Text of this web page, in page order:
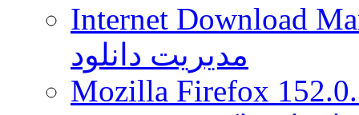
to
USB
A
است
Internet Download
مدیریت دانلود
Mozilla Firefox